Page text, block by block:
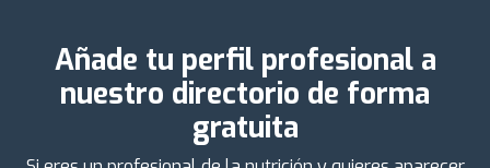
Añade tu perfil profesional a
nuestro directorio de forma
gratuita